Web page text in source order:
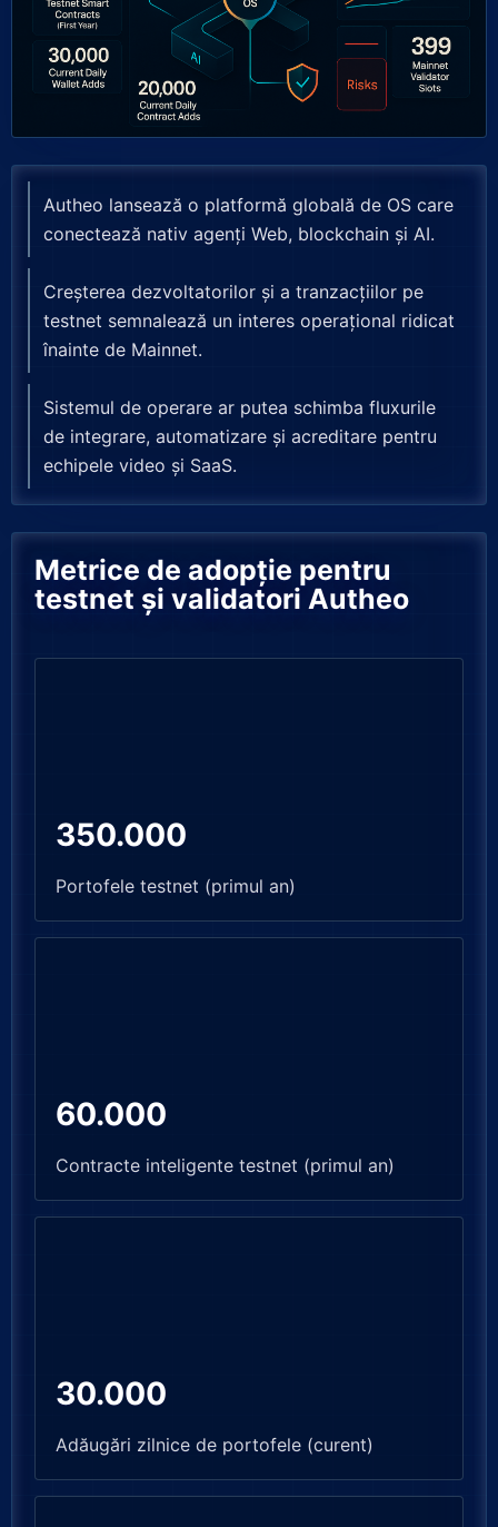
Autheo lansează o platformă globală de OS care
conectează nativ agenți Web, blockchain și AI.
Creșterea dezvoltatorilor și a tranzacțiilor pe
testnet semnalează un interes operațional ridicat
înainte de Mainnet.
Sistemul de operare ar putea schimba fluxurile
de integrare, automatizare și acreditare pentru
echipele video și SaaS.
Metrice de adopție pentru
testnet și validatori Autheo
350.000
Portofele testnet (primul an)
60.000
Contracte inteligente testnet (primul an)
30.000
Adăugări zilnice de portofele (curent)